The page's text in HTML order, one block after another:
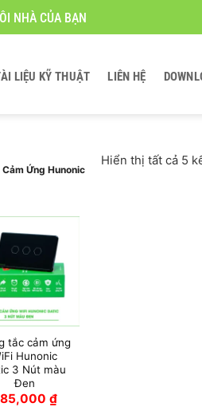
NHÀ CỦA BẠN
LIỆU KỸ THUẬT LIÊN HỆ
Ứng Hunonic
Hiển thị tất cả 5
tắc cảm ứng
Hunonic
3 Nút màu
Đen
₫